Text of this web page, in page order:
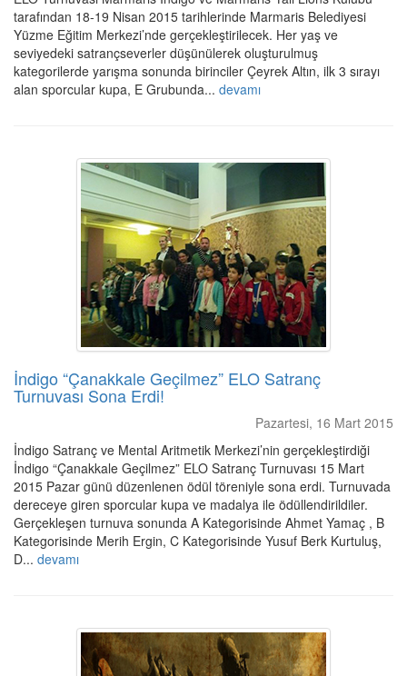
tarafından 18-19 Nisan 2015 tarihlerinde Marmaris Belediyesi
Yüzme Eğitim Merkezi’nde gerçekleştirilecek. Her yaş ve
seviyedeki satrançseverler düşünülerek oluşturulmuş
kategorilerde yarışma sonunda birinciler Çeyrek Altın, ilk 3 sırayı
alan sporcular kupa, E Grubunda... devamı
İndigo “Çanakkale Geçilmez” ELO Satranç
Turnuvası Sona Erdi!
Pazartesi, 16 Mart 2015
İndigo Satranç ve Mental Aritmetik Merkezi’nin gerçekleştirdiği
İndigo “Çanakkale Geçilmez” ELO Satranç Turnuvası 15 Mart
2015 Pazar günü düzenlenen ödül töreniyle sona erdi. Turnuvada
dereceye giren sporcular kupa ve madalya ile ödüllendirildiler.
Gerçekleşen turnuva sonunda A Kategorisinde Ahmet Yamaç , B
Kategorisinde Merih Ergin, C Kategorisinde Yusuf Berk Kurtuluş,
D... devamı